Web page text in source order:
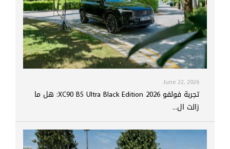
June 22, 2026
تجربة فولفو XC90 B5 Ultra Black Edition 2026: هل ما
زالت ال...